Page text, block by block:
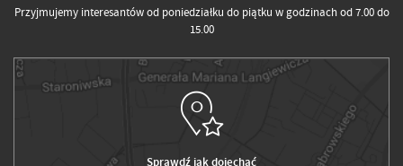
Przyjmujemy interesantów od poniedziałku do piątku w godzinach od 7.00 do
15.00
Sprawdź jak dojechać